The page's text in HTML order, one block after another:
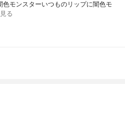
色モンスターいつものリップに闇色モ
る